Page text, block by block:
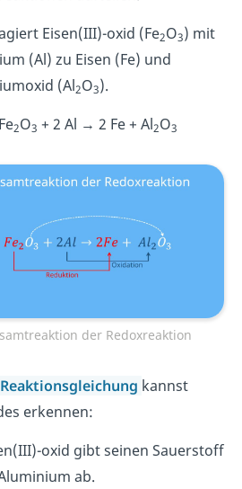
Eisen(III)-oxid (Fe2O3) mit
(Al) zu Eisen (Fe) und
(Al2O3).
Fe2O3 + 2 Al → 2 Fe + Al2O3
der Redoxreaktion
Reaktionsgleichung kannst
erkennen:
oxid gibt seinen Sauerstoff
ab.